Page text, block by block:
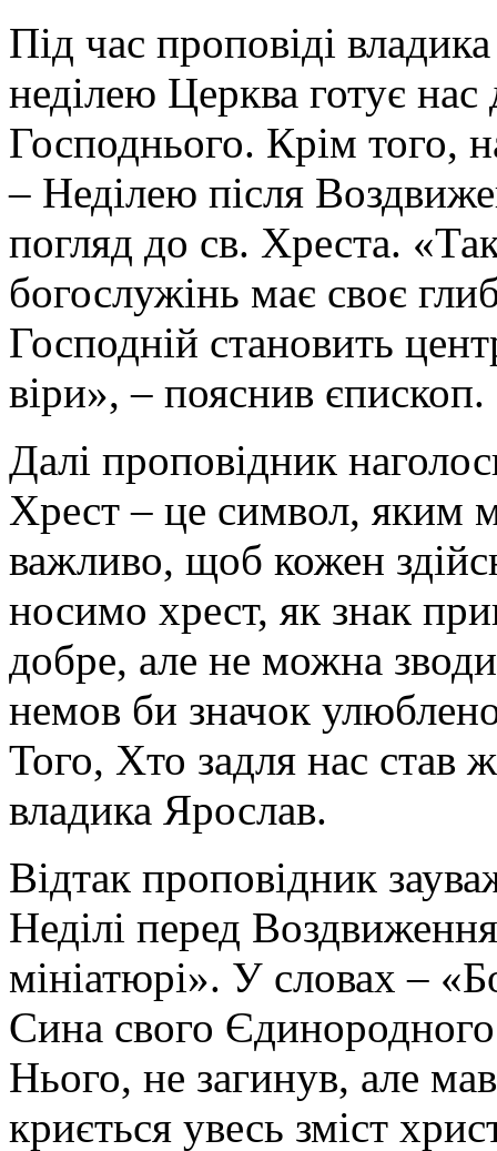
Під час проповіді
неділею Церква готує
Господнього. Крім того,
– Неділею після
погляд до св. Хреста.
богослужінь має своє
Господній становить
віри», – пояснив єпископ.
Далі проповідник
Хрест – це символ, яким
важливо, щоб кожен
носимо хрест, як знак
добре, але не можна
немов би значок
Того, Хто задля нас став
владика Ярослав.
Відтак проповідник
Неділі перед
мініатюрі». У словах –
Сина свого
Нього, не загинув, але
криється увесь зміст